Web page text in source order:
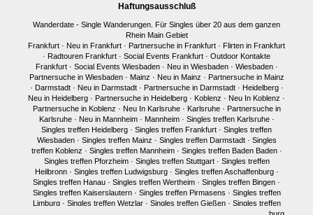
Haftungsausschluß
Wanderdate - Single Wanderungen. Für Singles über 20 aus dem ganzen
Rhein Main Gebiet
Frankfurt · Neu in Frankfurt · Partnersuche in Frankfurt · Flirten in Frankfurt
· Radtouren Frankfurt · Social Events Frankfurt · Outdoor Kontakte
Frankfurt· Social Events Wiesbaden· Neu in Wiesbaden· Wiesbaden·
Partnersuche in Wiesbaden· Mainz · Neu in Mainz · Partnersuche in Mainz
· Darmstadt· Neu in Darmstadt· Partnersuche in Darmstadt· Heidelberg·
Neu in Heidelberg · Partnersuche in Heidelberg · Koblenz · Neu In Koblenz ·
Partnersuche in Koblenz · Neu In Karlsruhe· Karlsruhe· Partnersuche in
Karlsruhe· Neu in Mannheim· Mannheim· Singles treffen Karlsruhe·
Singles treffen Heidelberg · Singles treffen Frankfurt · Singles treffen
Wiesbaden· Singles treffen Mainz · Singles treffen Darmstadt· Singles
treffen Koblenz · Singles treffen Mannheim· Singles treffen Baden Baden·
Singles treffen Pforzheim· Singles treffen Stuttgart· Singles treffen
Heilbronn· Singles treffen Ludwigsburg· Singles treffen Aschaffenburg·
Singles treffen Hanau · Singles treffen Wertheim · Singles treffen Bingen ·
Singles treffen Kaiserslautern· Singles treffen Pirmasens · Singles treffen
Limburg· Singles treffen Wetzlar· Singles treffen Gießen· Singles treffen